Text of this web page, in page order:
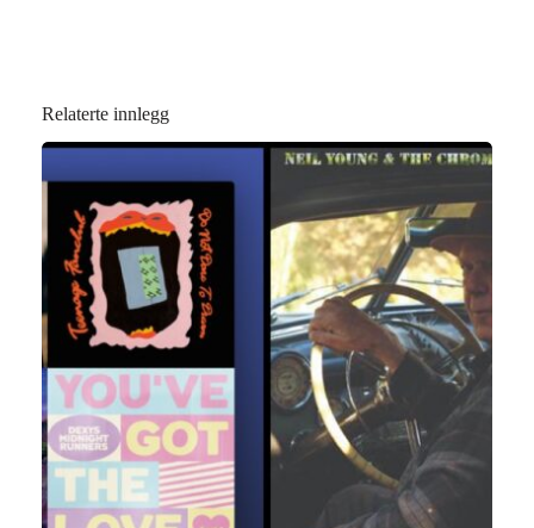
Relaterte innlegg